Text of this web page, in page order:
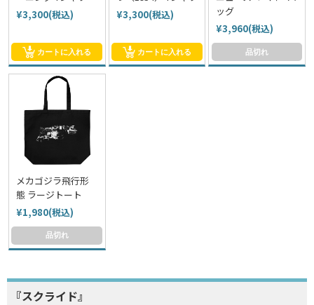
¥3,300(税込)
カートに入れる
¥3,300(税込)
カートに入れる
ッグ
¥3,960(税込)
品切れ
メカゴジラ飛行形
態 ラージトート
¥1,980(税込)
品切れ
『スクライド』